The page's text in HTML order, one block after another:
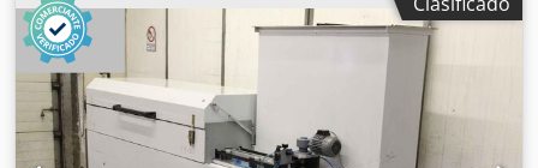
Aclor -Profundidad total: 720 mm -Altura total: 1800 mm -
Peso: 66 kg